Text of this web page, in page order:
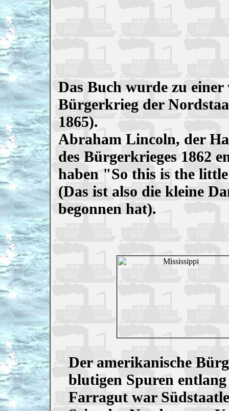
Das Buch wurde zu
Bürgerkrieg der
1865).
Abraham Lincoln, der
des Bürgerkrieges 1862
haben "So this is the
(Das ist also die kleine
begonnen hat).
Der amerikanische
blutigen Spuren
Farragut war